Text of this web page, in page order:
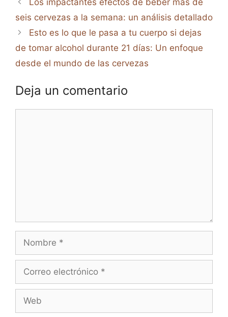
seis cervezas a la semana: un análisis detallado
Esto es lo que le pasa a tu cuerpo si dejas
de tomar alcohol durante 21 días: Un enfoque
desde el mundo de las cervezas
Deja un comentario
Nombre
Correo
Web